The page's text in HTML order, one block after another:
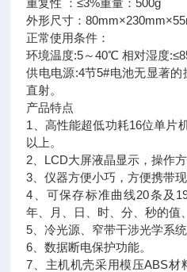
重复性 ：≤3%重量：500g
外形尺寸：
正常使用条件：
环境温度:5～40℃ 相对湿度
供电电源:4节5#电池无显著
直射。
产品特点
1、高性能超低功耗16位单片
以上。
2、LCD大屏液晶显示，操作方
3、仪器方便小巧，方便携带
4、可保存标准曲线20条及
年、月、日、时、分、秒的值
5、冷光源、窄带干涉光学系
6、数据断电保护功能。
7、主机机壳采用模压ABS材